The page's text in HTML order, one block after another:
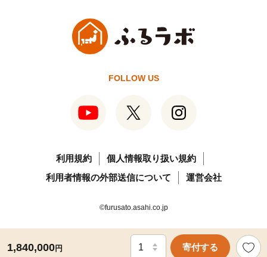
1,840,000円 寄付する
FOLLOW US
利用規約
個人情報取り扱い規約
利用者情報の外部送信について
運営会社
©furusato.asahi.co.jp